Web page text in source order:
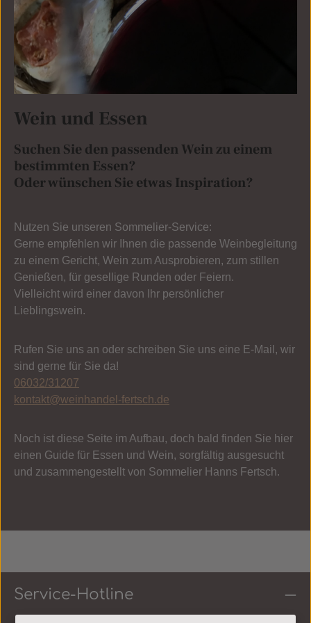
Wein und Essen
Suchen Sie den passenden Wein zu einem
bestimmten Essen?
Oder wünschen Sie etwas Inspiration?
Nutzen Sie unseren Sommelier-Service:
Gerne empfehlen wir Ihnen die passende Weinbegleitung
zu einem Gericht, Wein zum Ausprobieren, zum stillen
Genießen, für gesellige Runden oder Feiern.
Vielleicht wird einer davon Ihr persönlicher
Lieblingswein.
Rufen Sie uns an oder schreiben Sie uns eine E-Mail, wir
sind gerne für Sie da!
06032/31207
kontakt@weinhandel-fertsch.de
Noch ist diese Seite im Aufbau, doch bald finden Sie hier
einen Guide für Essen und Wein, sorgfältig ausgesucht
und zusammengestellt von Sommelier Hanns Fertsch.
Service-Hotline